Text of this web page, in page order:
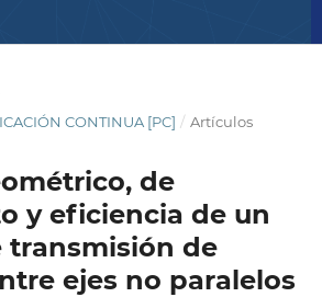
CONTINUA [PC] / Artículos
de
y eficiencia de un
transmisión de
ejes no paralelos